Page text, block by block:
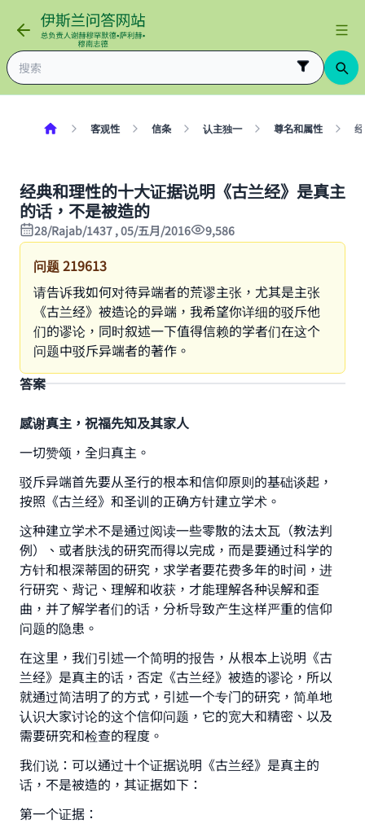
客观性 信条 认主独一 尊名和属性
经典和理性的十大证据说明《古兰经》是真主
的话，不是被造的
28/Rajab/1437 , 05/五月/2016 9,586
问题219613
请告诉我如何对待异端者的荒谬主张，尤其是主张
《古兰经》被造论的异端，我希望你详细的驳斥他
们的谬论，同时叙述一下值得信赖的学者们在这个
问题中驳斥异端者的著作。
答案
感谢真主，祝福先知及其家人
一切赞颂，全归真主。
驳斥异端首先要从圣行的根本和信仰原则的基础谈起，
按照《古兰经》和圣训的正确方针建立学术。
这种建立学术不是通过阅读一些零散的法太瓦（教法判
例）、或者肤浅的研究而得以完成，而是要通过科学的
方针和根深蒂固的研究，求学者要花费多年的时间，进
行研究、背记、理解和收获，才能理解各种误解和歪
曲，并了解学者们的话，分析导致产生这样严重的信仰
问题的隐患。
在这里，我们引述一个简明的报告，从根本上说明《古
兰经》是真主的话，否定《古兰经》被造的谬论，所以
就通过简洁明了的方式，引述一个专门的研究，简单地
认识大家讨论的这个信仰问题，它的宽大和精密、以及
需要研究和检查的程度。
我们说：可以通过十个证据说明《古兰经》是真主的
话，不是被造的，其证据如下：
第一个证据：